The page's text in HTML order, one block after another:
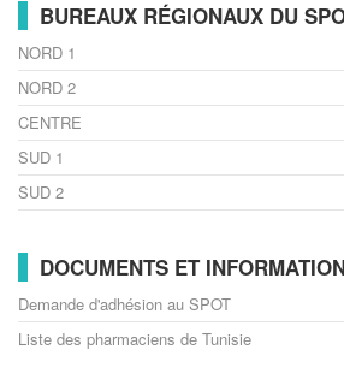
BUREAUX RÉGIONAUX DU
NORD 1
NORD 2
CENTRE
SUD 1
SUD 2
DOCUMENTS ET
Demande d'adhésion au SPOT
Liste des pharmaciens de Tunisie